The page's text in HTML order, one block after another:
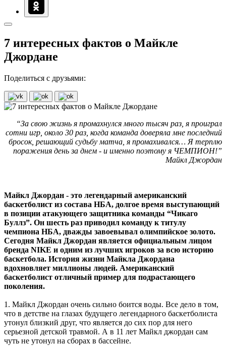
7 интересных фактов о Майкле
Джордане
Поделиться с друзьями:
“За свою жизнь я промахнулся много тысяч раз, я проиграл
сотни игр, около 30 раз, когда команда доверяла мне последний
бросок, решающий судьбу матча, я промахивался… Я терплю
поражения день за днем - и именно поэтому я ЧЕМПИОН!”
Майкл Джордан
Майкл Джордан - это легендарный американский
баскетболист из состава НБА, долгое время выступающий
в позиции атакующего защитника команды “Чикаго
Буллз”. Он шесть раз приводил команду к титулу
чемпиона НБА, дважды завоевывал олимпийское золото.
Сегодня Майкл Джордан является официальным лицом
бренда NIKE и одним из лучших игроков за всю историю
баскетбола. История жизни Майкла Джордана
вдохновляет миллионы людей. Американский
баскетболист отличный пример для подрастающего
поколения.
1. Майкл Джордан очень сильно боится воды. Все дело в том,
что в детстве на глазах будущего легендарного баскетболиста
утонул близкий друг, что является до сих пор для него
серьезной детской травмой. А в 11 лет Майкл джордан сам
чуть не утонул на сборах в бассейне.